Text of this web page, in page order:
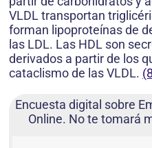
VLDL transportan
forman lipoproteínas de
las LDL. Las HDL son
derivados a partir de los
cataclismo de las VLDL.
Encuesta digital sobre
Online. No te tomará